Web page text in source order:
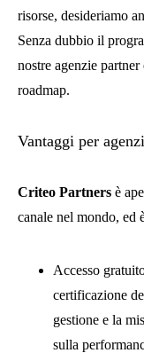
risorse, desideriamo
Senza dubbio il
nostre agenzie
roadmap.
Vantaggi per
Criteo Partners è
canale nel mondo, ed
Accesso
certificazione
gestione e la
sulla